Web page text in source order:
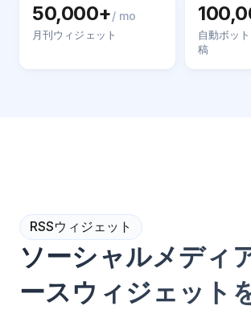
50,000+/ mo
月刊ウィジェット
自動ボッ
稿
RSSウィジェット
ソーシャルメディ
ースウィジェット